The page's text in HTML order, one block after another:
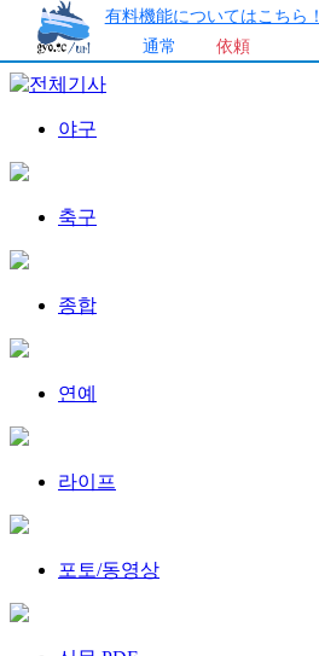
有料機能についてはこちら！
通常
依頼